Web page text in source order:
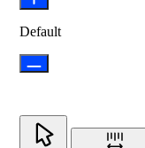
Default